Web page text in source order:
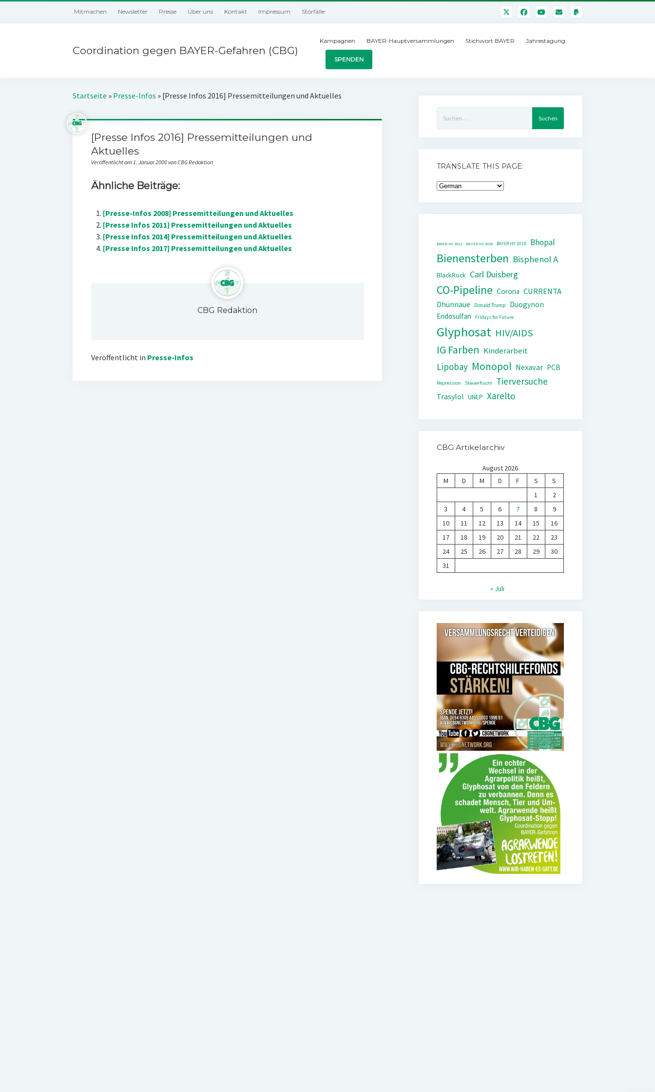
Mitmachen Newsletter Presse Über uns Kontakt Impressum Störfälle
Coordination gegen BAYER-Gefahren (CBG)
Kampagnen BAYER-Hauptversammlungen Stichwort BAYER Jahrestagung
SPENDEN
Startseite » Presse-Infos » [Presse Infos 2016] Pressemitteilungen und Aktuelles
[Presse Infos 2016] Pressemitteilungen und
Aktuelles
Veröffentlicht am 1. Januar 2000 von CBG Redaktion
Ähnliche Beiträge:
[Presse-Infos 2008] Pressemitteilungen und Aktuelles
[Presse Infos 2011] Pressemitteilungen und Aktuelles
[Presse Infos 2014] Pressemitteilungen und Aktuelles
[Presse Infos 2017] Pressemitteilungen und Aktuelles
CBG Redaktion
Veröffentlicht in Presse-Infos
nach:
TRANSLATE THIS PAGE:
BAYER HV 2011 BAYER HV 2018 BAYER HV 2019 Bhopal
Bienensterben Bisphenol A
BlackRock Carl Duisberg
CO-Pipeline Corona CURRENTA
Dhünnaue Donald Trump
Duogynon
Endosulfan
Fridays for Future
Glyphosat HIV/AIDS
IG Farben Kinderarbeit
Lipobay Monopol Nexavar PCB
Repression Steuerflucht Tierversuche
Trasylol UNEP Xarelto
CBG Artikelarchiv
August 2026
M
D M D F S
S
1
2
3
4 5 6 7 8
9
10
11 12 13 14 15
16
17
18 19 20 21 22
23
24
25 26 27 28 29
30
31
« Juli